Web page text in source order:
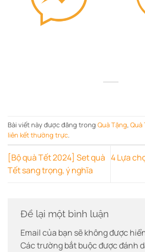
Bài viết này được đăng trong Quà Tặng, Quà
liên kết thường trực.
[Bộ quà Tết 2024] Set quà
Tết sang trọng, ý nghĩa
4 Lựa
Để lại một bình luận
Email của bạn sẽ không được
Các trường bắt buộc được đánh